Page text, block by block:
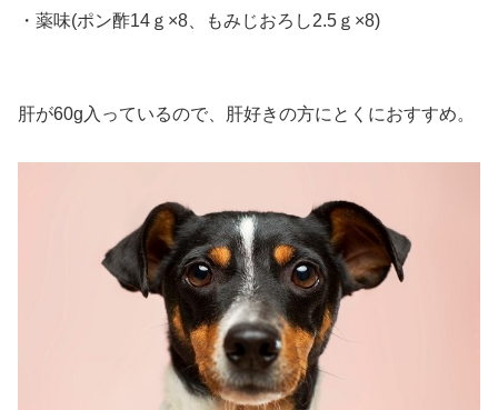
・薬味(ポン酢14ｇ×8、もみじおろし2.5ｇ×8)
肝が60g入っているので、肝好きの方にとくにおすすめ。